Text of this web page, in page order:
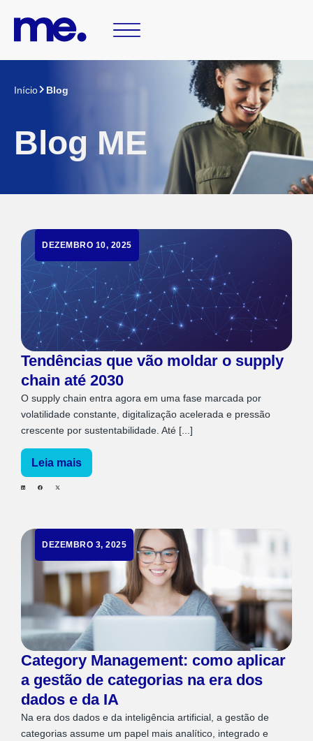
Início Blog
Blog ME
DEZEMBRO 10, 2025
Tendências que vão moldar o supply
chain até 2030
O supply chain entra agora em uma fase marcada por
volatilidade constante, digitalização acelerada e pressão
crescente por sustentabilidade. Até [...]
Leia mais
DEZEMBRO 3, 2025
Category Management: como aplicar
a gestão de categorias na era dos
dados e da IA
Na era dos dados e da inteligência artificial, a gestão de
categorias assume um papel mais analítico, integrado e